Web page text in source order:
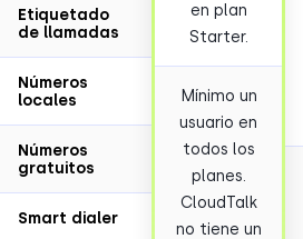
Etiquetado
de llamadas
Números
locales
Números
gratuitos
Smart dialer
en plan
Starter.
Mínimo un
usuario en
todos los
planes.
CloudTalk
no tiene un